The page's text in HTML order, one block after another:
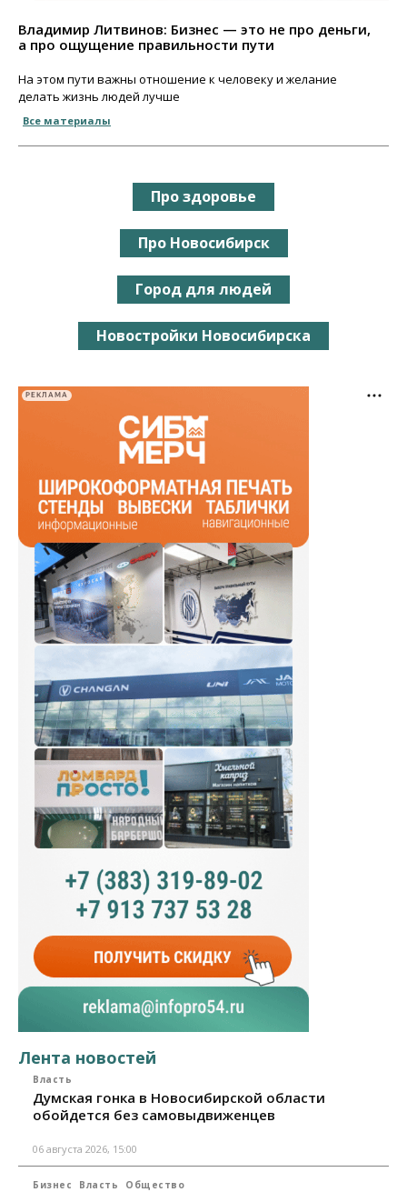
Владимир Литвинов: Бизнес — это не про деньги,
а про ощущение правильности пути
На этом пути важны отношение к человеку и желание
делать жизнь людей лучше
Все материалы
Про здоровье
Про Новосибирск
Город для людей
Новостройки Новосибирска
РЕКЛАМА
Лента новостей
Власть
Думская гонка в Новосибирской области
обойдется без самовыдвиженцев
06 августа 2026, 15:00
Бизнес Власть Общество